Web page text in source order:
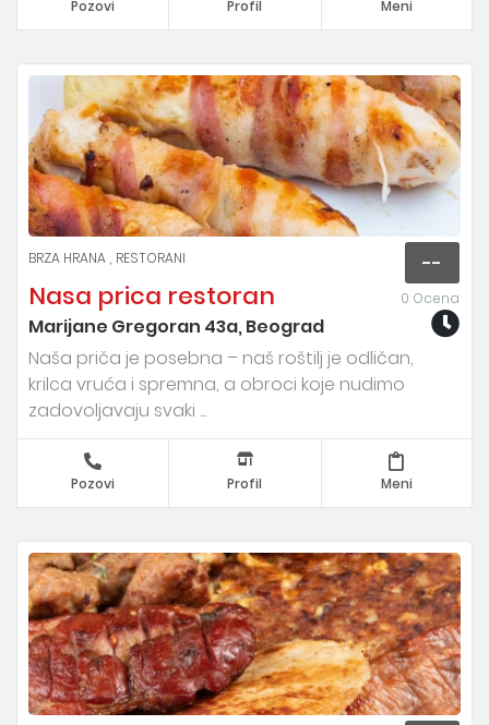
Pozovi Profil Meni
--
0 Ocena
BRZA HRANA RESTORANI
Nasa prica restoran
Marijane Gregoran 43a, Beograd
Naša priča je posebna – naš roštilj je odličan,
krilca vruća i spremna, a obroci koje nudimo
zadovoljavaju svaki ...
Pozovi Profil Meni